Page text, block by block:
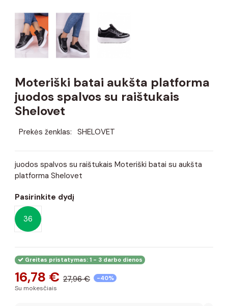
Moteriški batai aukšta platforma
juodos spalvos su raištukais
Shelovet
Prekės ženklas: SHELOVET
juodos spalvos su raištukais Moteriški batai su aukšta
platforma Shelovet
Pasirinkite dydį
36
Greitas pristatymas: 1 - 3 darbo dienos
16,78 € 27,96 € -40%
Su mokesčiais